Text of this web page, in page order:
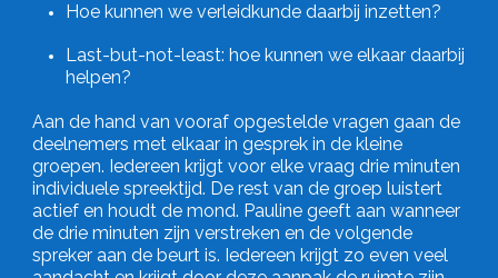
Hoe kunnen we verleidkunde daarbij inzetten?
Last-but-not-least: hoe kunnen we elkaar daarbij
helpen?
Aan de hand van vooraf opgestelde vragen gaan de
deelnemers met elkaar in gesprek in de kleine
groepen. Iedereen krijgt voor elke vraag drie minuten
individuele spreektijd. De rest van de groep luistert
actief en houdt de mond. Pauline geeft aan wanneer
de drie minuten zijn verstreken en de volgende
spreker aan de beurt is. Iedereen krijgt zo even veel